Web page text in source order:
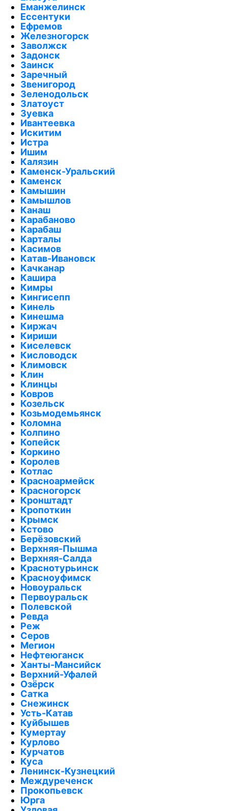
Еманжелинск
Ессентуки
Ефремов
Железногорск
Заволжск
Задонск
Заинск
Заречный
Звенигород
Зеленодольск
Златоуст
Зуевка
Ивантеевка
Искитим
Истра
Ишим
Калязин
Каменск-Уральский
Каменск
Камышин
Камышлов
Канаш
Карабаново
Карабаш
Карталы
Касимов
Катав-Ивановск
Качканар
Кашира
Кимры
Кингисепп
Кинель
Кинешма
Киржач
Кириши
Киселевск
Кисловодск
Климовск
Клин
Клинцы
Ковров
Козельск
Козьмодемьянск
Коломна
Колпино
Копейск
Коркино
Королев
Котлас
Красноармейск
Красногорск
Кронштадт
Кропоткин
Крымск
Кстово
Берёзовский
Верхняя-Пышма
Верхняя-Салда
Краснотурьинск
Красноуфимск
Новоуральск
Первоуральск
Полевской
Ревда
Реж
Серов
Мегион
Нефтеюганск
Ханты-Мансийск
Верхний-Уфалей
Озёрск
Сатка
Снежинск
Усть-Катав
Куйбышев
Кумертау
Курлово
Курчатов
Куса
Ленинск-Кузнецкий
Междуреченск
Прокопьевск
Юрга